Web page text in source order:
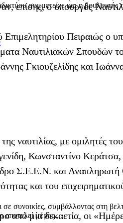
συμμετείχε και η
συνοικίες, συμβάλλοντας στη
αποτελεί μέρος...
επίσης, ο υπουργός
Πειραιώς ο
Ναυτιλιακών Σπουδών
Γκιουζελίδης και
ναυτιλίας, με ομιλητές
Κωνσταντίνο Κεράτσα,
Σ.Ε.Ε.Ν. και
και του
από μία δεκαετία, οι